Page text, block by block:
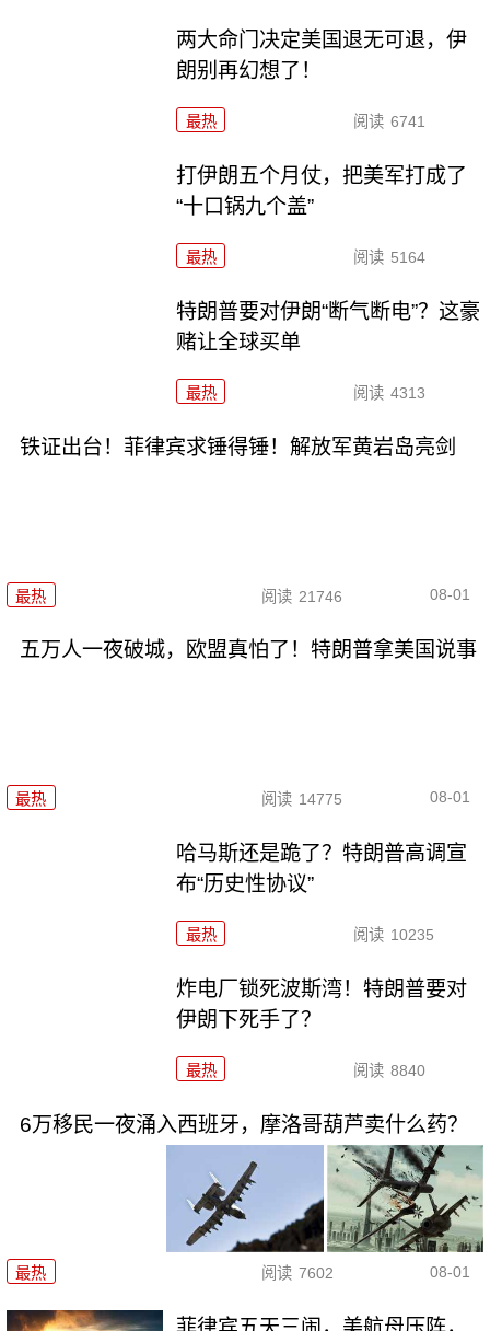
两大命门决定美国退无可退，伊
朗别再幻想了！
最热 阅读 6741
打伊朗五个月仗，把美军打成了
“十口锅九个盖”
最热 阅读 5164
特朗普要对伊朗“断气断电”？这豪
赌让全球买单
最热 阅读 4313
铁证出台！菲律宾求锤得锤！解放军黄岩岛亮剑
最热 阅读 21746 08-01
五万人一夜破城，欧盟真怕了！特朗普拿美国说事
最热 阅读 14775 08-01
哈马斯还是跪了？特朗普高调宣
布“历史性协议”
最热 阅读 10235
炸电厂锁死波斯湾！特朗普要对
伊朗下死手了？
最热 阅读 8840
6万移民一夜涌入西班牙，摩洛哥葫芦卖什么药？
最热 阅读 7602 08-01